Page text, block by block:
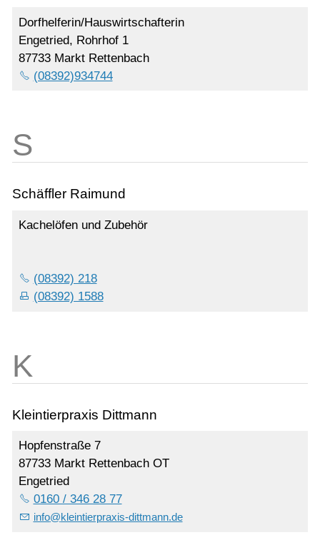
Dorfhelferin/Hauswirtschafterin
Engetried, Rohrhof 1
87733 Markt Rettenbach
(08392)934744
Schäffler Raimund
Kachelöfen und Zubehör
(08392) 218
(08392) 1588
Kleintierpraxis Dittmann
Hopfenstraße 7
87733 Markt Rettenbach OT
Engetried
0160 / 346 28 77
info@kleintierpraxis-dittmann.de